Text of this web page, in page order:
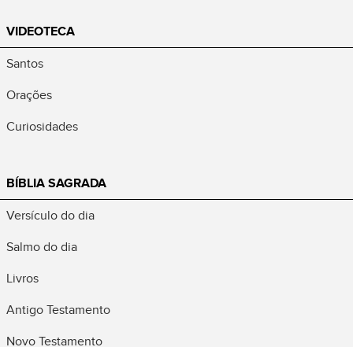
VIDEOTECA
Santos
Orações
Curiosidades
BÍBLIA SAGRADA
Versículo do dia
Salmo do dia
Livros
Antigo Testamento
Novo Testamento